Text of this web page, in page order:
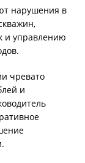
нарушения в
и управлению
чревато
и